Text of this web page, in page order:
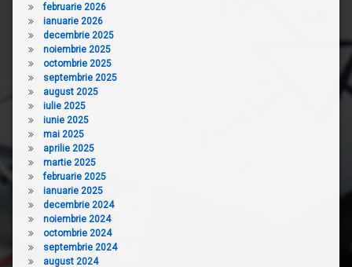
februarie 2026
ianuarie 2026
decembrie 2025
noiembrie 2025
octombrie 2025
septembrie 2025
august 2025
iulie 2025
iunie 2025
mai 2025
aprilie 2025
martie 2025
februarie 2025
ianuarie 2025
decembrie 2024
noiembrie 2024
octombrie 2024
septembrie 2024
august 2024